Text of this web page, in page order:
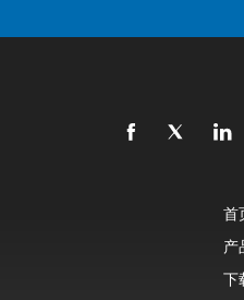
首
产
下